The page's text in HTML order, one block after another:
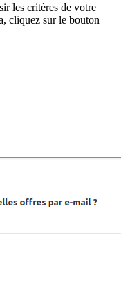
les critères de votre
cliquez sur le bouton